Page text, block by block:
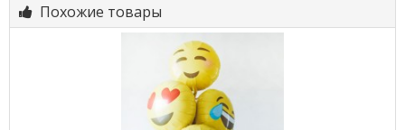
Похожие товары